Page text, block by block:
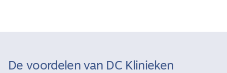
De voordelen van DC Klinieken